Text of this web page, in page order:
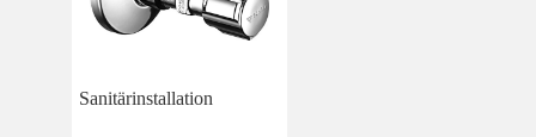
Sanitärinstallation